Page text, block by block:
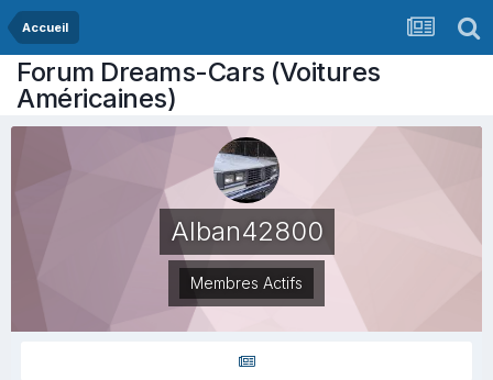
Accueil
Forum Dreams-Cars (Voitures
Américaines)
Alban42800
Membres Actifs